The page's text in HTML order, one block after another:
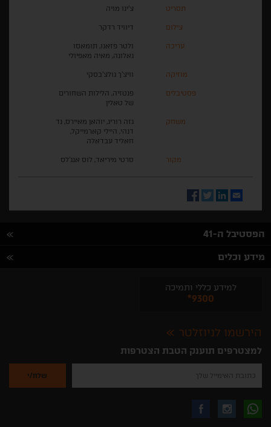
תסריט צ'ינו מויה
צילום דיוויד רדקר
עריכה
ולטר פזאנו, תומאסו
גאלונה, מאיה מאפיולי
מוזיקה וויצ'ך גולצ'בסקי
פסטיבלים
פנטזיה, הלילות השחורים
של טאלין
משחק
גזה רוריג, יוהאן מאיירס, נד
דנהי, היילי קארמייקל,
חאליד עבדאלה
מקור סרטי מיריאד, לוס אנג'לס
Email
LinkedIn
Twitter
Facebook
הפסטיבל ה-41
מידע וכלים
למידע כללי ותמיכה
*9300
הירשמו לניוזלטר
למצטרפים תוענק הטבת הצטרפות
להזין
שלך
לקבלת עקבו